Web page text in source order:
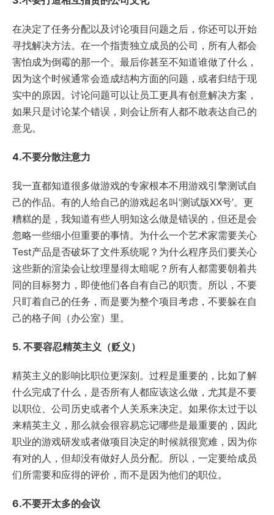
在决定了任务分配以及讨论项目问题之后，你还可以开始
寻找解决方法。在一个指责独立成员的公司，所有人都会
害怕成为倒霉的那一个。最后你甚至不知道谁做了什么，
因为这个时候通常会造成结构方面的问题，或者归结于现
实中的原因。讨论问题可以让员工更具有创意解决方案，
如果只是讨论某个错误，则会让所有人都不敢表达自己的
意见。
4.不要分散注意力
我一直都知道很多做游戏的专家根本不用游戏引擎测试自
己的作品。有的人给自己的游戏起名叫‘测试版XX号’。更
糟糕的是，我知道有些人明知这么做是错误的，但还是会
忽略一些细小但重要的事情。为什么一个艺术家需要关心
Test产品是否破坏了文件系统呢？为什么程序员们要关心
这些新的渲染会让纹理显得太暗呢？所有人都需要朝着共
同的目标努力，即使他们各自有自己的职责。所以，不要
只盯着自己的任务，而是要为整个项目考虑，不要躲在自
己的格子间（办公室）里。
5. 不要容忍精英主义（贬义）
精英主义的影响比职位更深刻。过程是重要的，比如了解
什么完成了什么，是否所有人都应该这么做，尤其是不要
以职位、公司历史或者个人关系来决定。如果你太过于以
来精英主义，那么就会很容易忘记哪些是最重要的，因此
职业的游戏研发或者做项目决定的时候就很宽难，因为你
有对的人，但却没有做好人员分配。所以，一定要给成员
们所需要和应得的评价，而不是因为他们的职位。
6.不要开太多的会议